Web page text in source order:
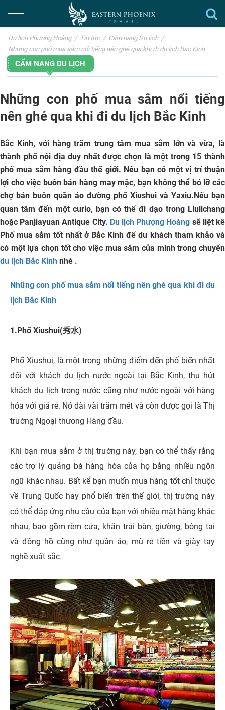
Du lịch Phượng Hoàng / Tin tức / Cẩm nang Du lịch /
Những con phố mua sắm nổi tiếng nên ghé qua khi đi du lịch Bắc Kinh
CẨM NANG DU LỊCH
Những con phố mua sắm nổi tiếng
nên ghé qua khi đi du lịch Bắc Kinh
Bắc Kinh, với hàng trăm trung tâm mua sắm lớn và vừa, là
thành phố nội địa duy nhất được chọn là một trong 15 thành
phố mua sắm hàng đầu thế giới. Nếu bạn có một vị trí thuận
lợi cho việc buôn bán hàng may mặc, bạn không thể bỏ lỡ các
chợ bán buôn quần áo đường phố Xiushui và Yaxiu.Nếu bạn
quan tâm đến một curio, bạn có thể đi dạo trong Liulichang
hoặc Panjiayuan Antique City. Du lịch Phượng Hoàng sẽ liệt kê
Phố mua sắm tốt nhất ở Bắc Kinh để du khách tham khảo và
có một lựa chọn tốt cho việc mua sắm của mình trong chuyến
du lịch Bắc Kinh nhé .
Những con phố mua sắm nổi tiếng nên ghé qua khi đi du
lịch Bắc Kinh
1.Phố Xiushui(秀水)
Phố Xiushui, là một trong những điểm đến phổ biến nhất
đối với khách du lịch nước ngoài tại Bắc Kinh, thu hút
khách du lịch trong nước cũng như nước ngoài với hàng
hóa với giá rẻ. Nó dài vài trăm mét và còn được gọi là Thị
trường Ngoại thương Hàng đầu.
Khi bạn mua sắm ở thị trường này, bạn có thể thấy rằng
các trợ lý quảng bá hàng hóa của họ bằng nhiều ngôn
ngữ khác nhau. Bất kể bạn muốn mua hàng tốt chỉ thuộc
về Trung Quốc hay phổ biến trên thế giới, thị trường này
có thể đáp ứng nhu cầu của bạn với nhiều mặt hàng khác
nhau, bao gồm rèm cửa, khăn trải bàn, giường, bông tai
và đồng hồ cũng như quần áo, mũ rẻ tiền và giày tay
nghề xuất sắc.